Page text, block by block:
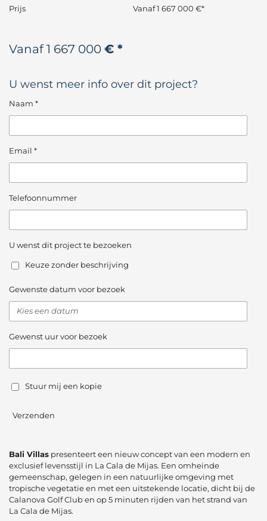
Prijs
Vanaf 1 667 000 €*
Vanaf 1 667 000 € *
U wenst meer info over dit project?
Naam *
Email *
Telefoonnummer
U wenst dit project te bezoeken
Keuze zonder beschrijving
Gewenste datum voor bezoek
Gewenst uur voor bezoek
Stuur mij een kopie
Verzenden
Bali Villas presenteert een nieuw concept van een modern en
exclusief levensstijl in La Cala de Mijas. Een omheinde
gemeenschap, gelegen in een natuurlijke omgeving met
tropische vegetatie en met een uitstekende locatie, dicht bij de
Calanova Golf Club en op 5 minuten rijden van het strand van
La Cala de Mijas.